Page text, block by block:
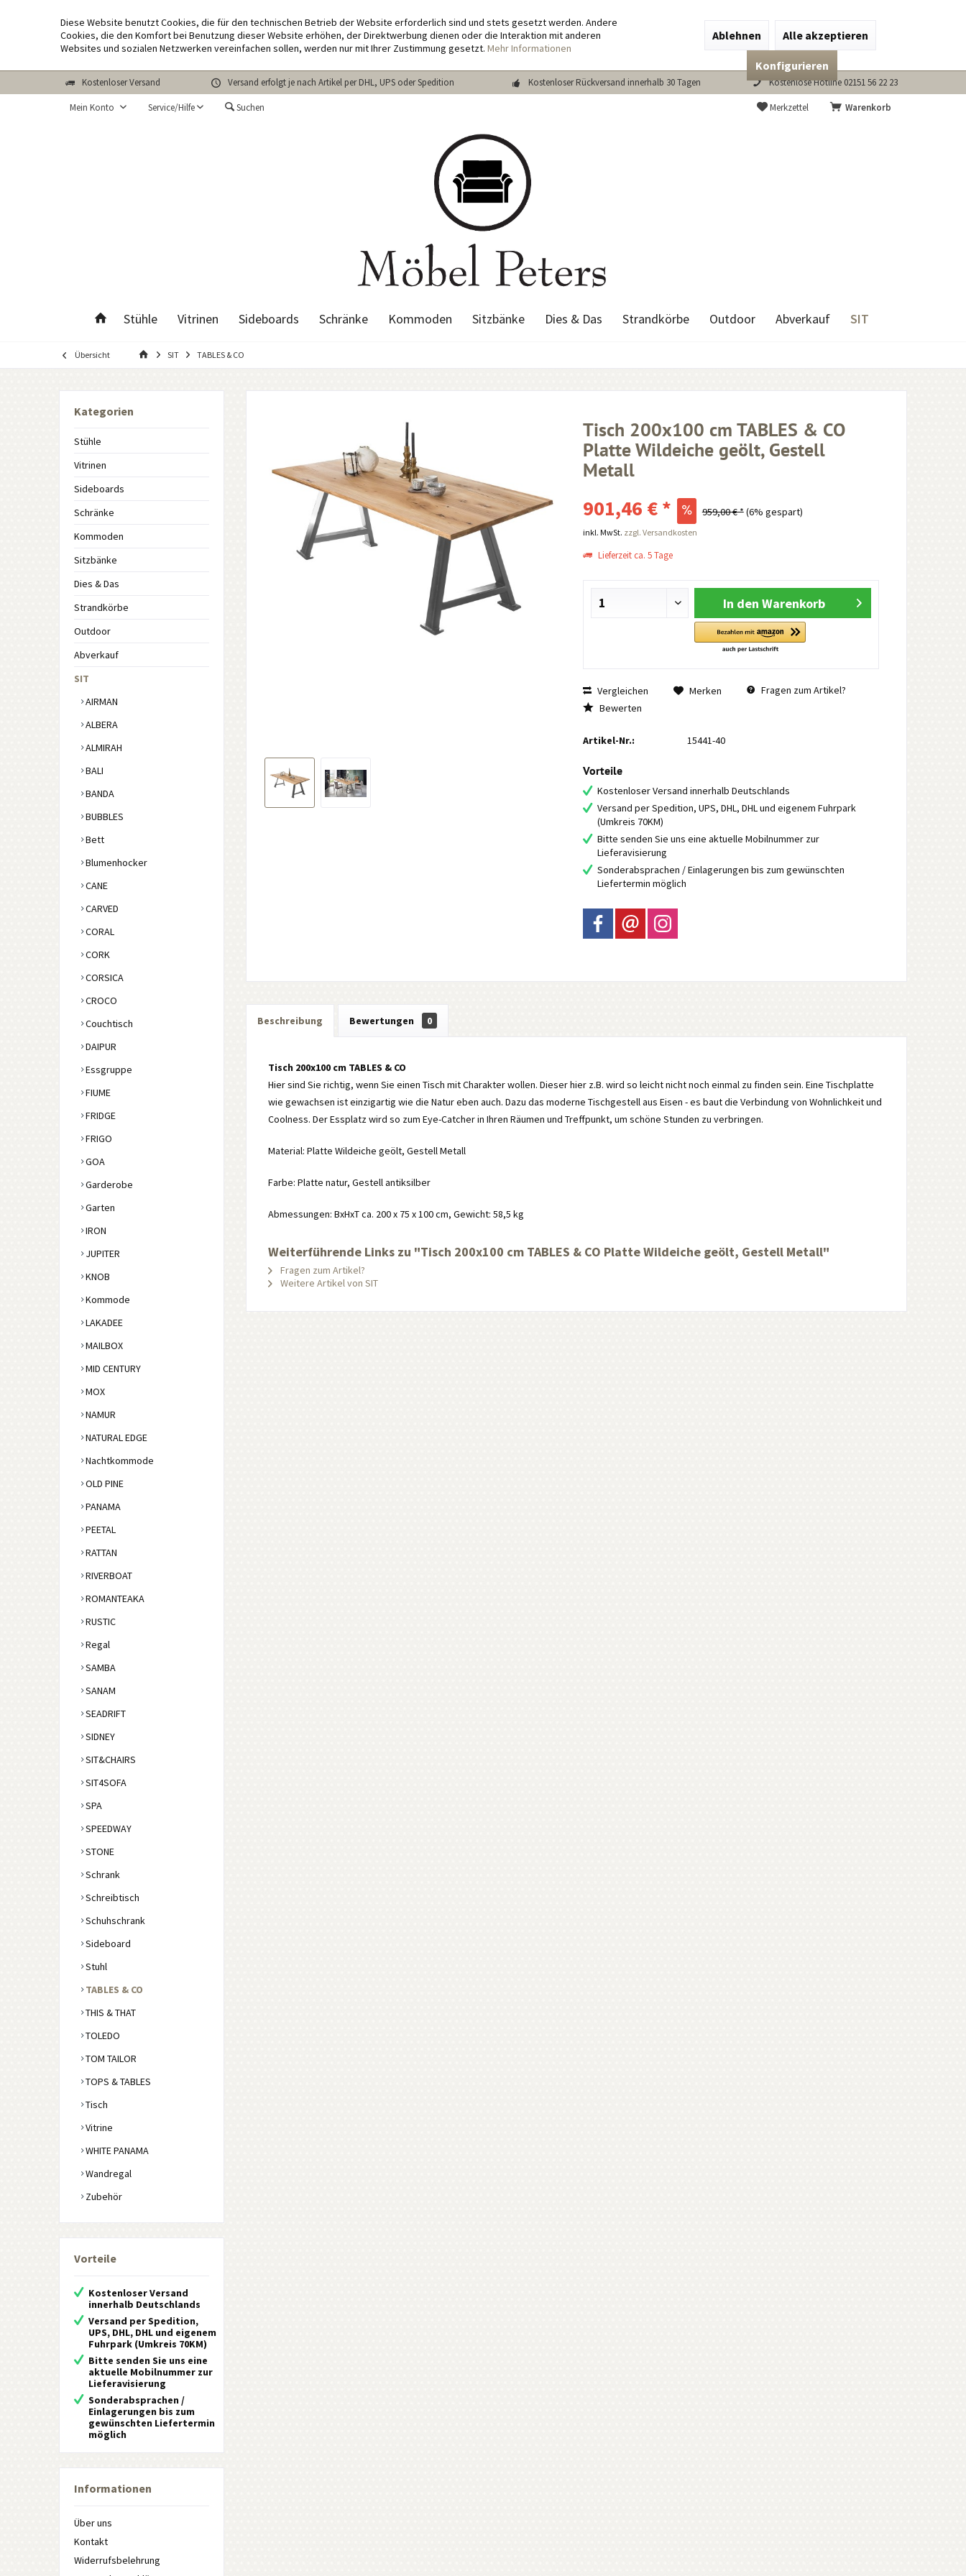
Diese Website benutzt Cookies, die für den technischen Betrieb der Website erforderlich sind und stets gesetzt werden. Andere
Cookies, die den Komfort bei Benutzung dieser Website erhöhen, der Direktwerbung dienen oder die Interaktion mit anderen
Websites und sozialen Netzwerken vereinfachen sollen, werden nur mit Ihrer Zustimmung gesetzt. Mehr Informationen
Ablehnen Alle akzeptieren
Konfigurieren
Kostenloser Versand Versand erfolgt je nach Artikel per DHL, UPS oder Spedition Kostenloser Rückversand innerhalb 30 Tagen Kostenlose Hotline 02151 56 22 23
Warenkorb
Merkzettel
Mein Konto Service/Hilfe Suchen
Stühle Vitrinen Sideboards Schränke Kommoden Sitzbänke Dies & Das Strandkörbe Outdoor Abverkauf SIT
Übersicht SIT TABLES & CO
Kategorien
Stühle
Vitrinen
Sideboards
Schränke
Kommoden
Sitzbänke
Dies & Das
Strandkörbe
Outdoor
Abverkauf
SIT
AIRMAN
ALBERA
ALMIRAH
BALI
BANDA
BUBBLES
Bett
Blumenhocker
CANE
CARVED
CORAL
CORK
CORSICA
CROCO
Couchtisch
DAIPUR
Essgruppe
FIUME
FRIDGE
FRIGO
GOA
Garderobe
Garten
IRON
JUPITER
KNOB
Kommode
LAKADEE
MAILBOX
MID CENTURY
MOX
NAMUR
NATURAL EDGE
Nachtkommode
OLD PINE
PANAMA
PEETAL
RATTAN
RIVERBOAT
ROMANTEAKA
RUSTIC
Regal
SAMBA
SANAM
SEADRIFT
SIDNEY
SIT&CHAIRS
SIT4SOFA
SPA
SPEEDWAY
STONE
Schrank
Schreibtisch
Schuhschrank
Sideboard
Stuhl
TABLES & CO
THIS & THAT
TOLEDO
TOM TAILOR
TOPS & TABLES
Tisch
Vitrine
WHITE PANAMA
Wandregal
Zubehör
Vorteile
Kostenloser Versand
innerhalb Deutschlands
Versand per Spedition,
UPS, DHL, DHL und eigenem
Fuhrpark (Umkreis 70KM)
Bitte senden Sie uns eine
aktuelle Mobilnummer zur
Lieferavisierung
Sonderabsprachen /
Einlagerungen bis zum
gewünschten Liefertermin
möglich
Informationen
Über uns
Kontakt
Widerrufsbelehrung
Tisch 200x100 cm TABLES & CO
Platte Wildeiche geölt, Gestell
Metall
901,46 € * 959,00 € *(6% gespart)
inkl. MwSt. zzgl. Versandkosten
Lieferzeit ca. 5 Tage
In den Warenkorb
Vergleichen Merken
Fragen zum Artikel?
Bewerten
Artikel-Nr.: 15441-40
Vorteile
Kostenloser Versand innerhalb Deutschlands
Versand per Spedition, UPS, DHL, DHL und eigenem Fuhrpark
(Umkreis 70KM)
Bitte senden Sie uns eine aktuelle Mobilnummer zur
Lieferavisierung
Sonderabsprachen / Einlagerungen bis zum gewünschten
Liefertermin möglich
Beschreibung Bewertungen 0
Tisch 200x100 cm TABLES & CO
Hier sind Sie richtig, wenn Sie einen Tisch mit Charakter wollen. Dieser hier z.B. wird so leicht nicht noch einmal zu finden sein. Eine Tischplatte
wie gewachsen ist einzigartig wie die Natur eben auch. Dazu das moderne Tischgestell aus Eisen - es baut die Verbindung von Wohnlichkeit und
Coolness. Der Essplatz wird so zum Eye-Catcher in Ihren Räumen und Treffpunkt, um schöne Stunden zu verbringen.
Material: Platte Wildeiche geölt, Gestell Metall
Farbe: Platte natur, Gestell antiksilber
Abmessungen: BxHxT ca. 200 x 75 x 100 cm, Gewicht: 58,5 kg
Weiterführende Links zu "Tisch 200x100 cm TABLES & CO Platte Wildeiche geölt, Gestell Metall"
Fragen zum Artikel?
Weitere Artikel von SIT